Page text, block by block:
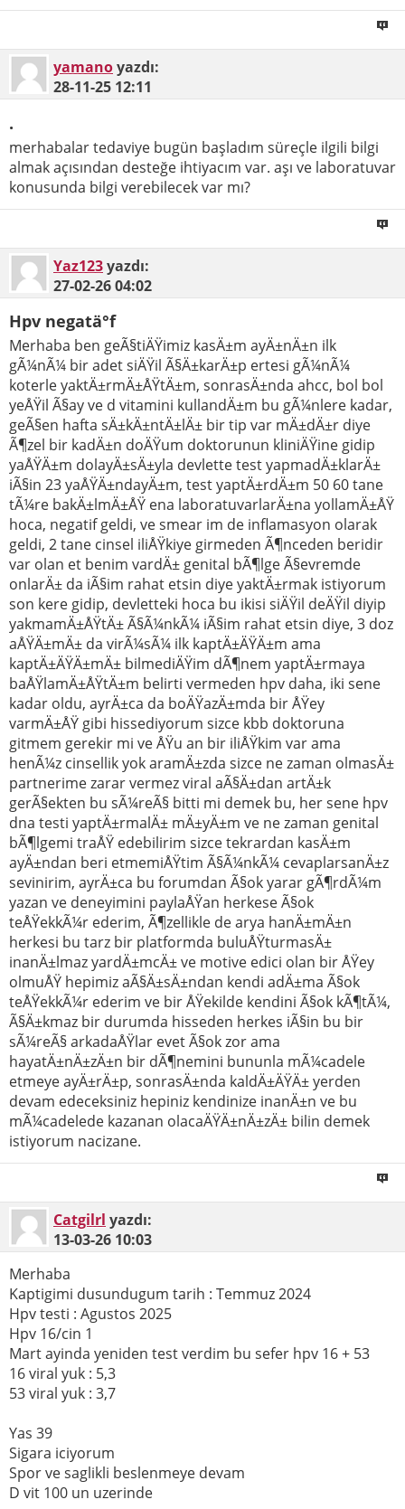
yamanoyazdı:
28-11-25 12:11
.
merhabalar tedaviye bugün başladım süreçle ilgili bilgi
almak açısından desteğe ihtiyacım var. aşı ve laboratuvar
konusunda bilgi verebilecek var mı?
Yaz123yazdı:
27-02-2604:02
Hpv negatä°f
Merhaba ben geÃ§tiÄŸimiz kasÄ±m ayÄ±nÄ±n ilk
gÃ¼nÃ¼ bir adet siÄŸil Ã§Ä±karÄ±p ertesi gÃ¼nÃ¼
koterle yaktÄ±rmÄ±ÅŸtÄ±m, sonrasÄ±nda ahcc, bol bol
yeÅŸil Ã§ay ve d vitamini kullandÄ±m bu gÃ¼nlere kadar,
geÃ§en hafta sÄ±kÄ±ntÄ±lÄ± bir tip var mÄ±dÄ±r diye
Ã¶zel bir kadÄ±n doÄŸum doktorunun kliniÄŸine gidip
yaÅŸÄ±m dolayÄ±sÄ±yla devlette test yapmadÄ±klarÄ±
iÃ§in 23 yaÅŸÄ±ndayÄ±m, test yaptÄ±rdÄ±m 50 60 tane
tÃ¼re bakÄ±lmÄ±ÅŸ ena laboratuvarlarÄ±na yollamÄ±ÅŸ
hoca, negatif geldi, ve smear im de inflamasyon olarak
geldi, 2 tane cinsel iliÅŸkiye girmeden Ã¶nceden beridir
var olan et benim vardÄ± genital bÃ¶lge Ã§evremde
onlarÄ± da iÃ§im rahat etsin diye yaktÄ±rmak istiyorum
son kere gidip, devletteki hoca bu ikisi siÄŸil deÄŸil diyip
yakmamÄ±ÅŸtÄ± Ã§Ã¼nkÃ¼ iÃ§im rahat etsin diye, 3 doz
aÅŸÄ±mÄ± da virÃ¼sÃ¼ ilk kaptÄ±ÄŸÄ±m ama
kaptÄ±ÄŸÄ±mÄ± bilmediÄŸim dÃ¶nem yaptÄ±rmaya
baÅŸlamÄ±ÅŸtÄ±m belirti vermeden hpv daha, iki sene
kadar oldu, ayrÄ±ca da boÄŸazÄ±mda bir ÅŸey
varmÄ±ÅŸ gibi hissediyorum sizce kbb doktoruna
gitmem gerekir mi ve ÅŸu an bir iliÅŸkim var ama
henÃ¼z cinsellik yok aramÄ±zda sizce ne zaman olmasÄ±
partnerime zarar vermez viral aÃ§Ä±dan artÄ±k
gerÃ§ekten bu sÃ¼reÃ§ bitti mi demek bu, her sene hpv
dna testi yaptÄ±rmalÄ± mÄ±yÄ±m ve ne zaman genital
bÃ¶lgemi traÅŸ edebilirim sizce tekrardan kasÄ±m
ayÄ±ndan beri etmemiÅŸtim Ã§Ã¼nkÃ¼ cevaplarsanÄ±z
sevinirim, ayrÄ±ca bu forumdan Ã§ok yarar gÃ¶rdÃ¼m
yazan ve deneyimini paylaÅŸan herkese Ã§ok
teÅŸekkÃ¼r ederim, Ã¶zellikle de arya hanÄ±mÄ±n
herkesi bu tarz bir platformda buluÅŸturmasÄ±
inanÄ±lmaz yardÄ±mcÄ± ve motive edici olan bir ÅŸey
olmuÅŸ hepimiz aÃ§Ä±sÄ±ndan kendi adÄ±ma Ã§ok
teÅŸekkÃ¼r ederim ve bir ÅŸekilde kendini Ã§ok kÃ¶tÃ¼,
Ã§Ä±kmaz bir durumda hisseden herkes iÃ§in bu bir
sÃ¼reÃ§ arkadaÅŸlar evet Ã§ok zor ama
hayatÄ±nÄ±zÄ±n bir dÃ¶nemini bununla mÃ¼cadele
etmeye ayÄ±rÄ±p, sonrasÄ±nda kaldÄ±ÄŸÄ± yerden
devam edeceksiniz hepiniz kendinize inanÄ±n ve bu
mÃ¼cadelede kazanan olacaÄŸÄ±nÄ±zÄ± bilin demek
istiyorum nacizane.
Catgilrl yazdı:
13-03-26 10:03
Merhaba
Kaptigimi dusundugum tarih : Temmuz 2024
Hpv testi : Agustos 2025
Hpv 16/cin 1
Mart ayinda yeniden test verdim bu sefer hpv 16 + 53
16 viral yuk : 5,3
53 viral yuk : 3,7
Yas 39
Sigara iciyorum
Spor ve saglikli beslenmeye devam
D vit 100 un uzerinde